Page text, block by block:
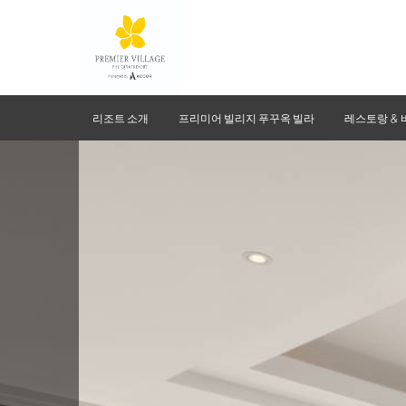
리조트 소개 프리미어 빌리지 푸꾸옥 빌라 레스토랑 &